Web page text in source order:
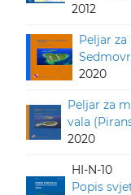
2012
Peljar
2020
Peljar za
vala
2020
HI-N-10
Popis